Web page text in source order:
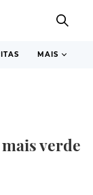
MAIS
verde